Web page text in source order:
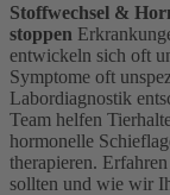
Stoffwechsel &
stoppen
entwickeln sich oft
Symptome oft
Labordiagnostik
Team helfen
hormonelle
therapieren.
sollten und wie wir